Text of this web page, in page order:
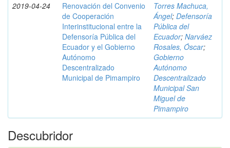
2019-04-24
Renovación del Convenio
de Cooperación
Interinstitucional entre la
Defensoría Pública del
Ecuador y el Gobierno
Autónomo
Descentralizado
Municipal de Pimampiro
Torres Machuca,
Ángel; Defensoría
Pública del
Ecuador; Narváez
Rosales, Óscar;
Gobierno
Autónomo
Descentralizado
Municipal San
Miguel de
Pimampiro
Descubridor